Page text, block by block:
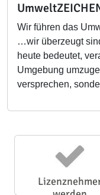
Wir führen das
…wir überzeugt
heute bedeutet,
Umgebung
versprechen,